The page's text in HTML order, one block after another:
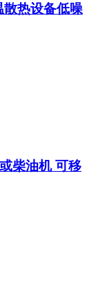
热设备低噪
柴油机 可移